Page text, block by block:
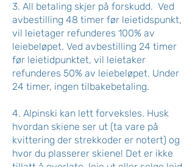
3. All betaling skjer på forskudd. Ved
avbestilling 48 timer før leietidspunkt,
vil leietager refunderes 100% av
leiebeløpet. Ved avbestilling 24 timer
før leietidpunktet, vil leietaker
refunderes 50% av leiebeløpet. Under
24 timer, ingen tilbakebetaling.
4. Alpinski kan lett forveksles. Husk
hvordan skiene ser ut (ta vare på
kvittering der strekkoder er notert) og
hvor du plasserer skiene! Det er ikke